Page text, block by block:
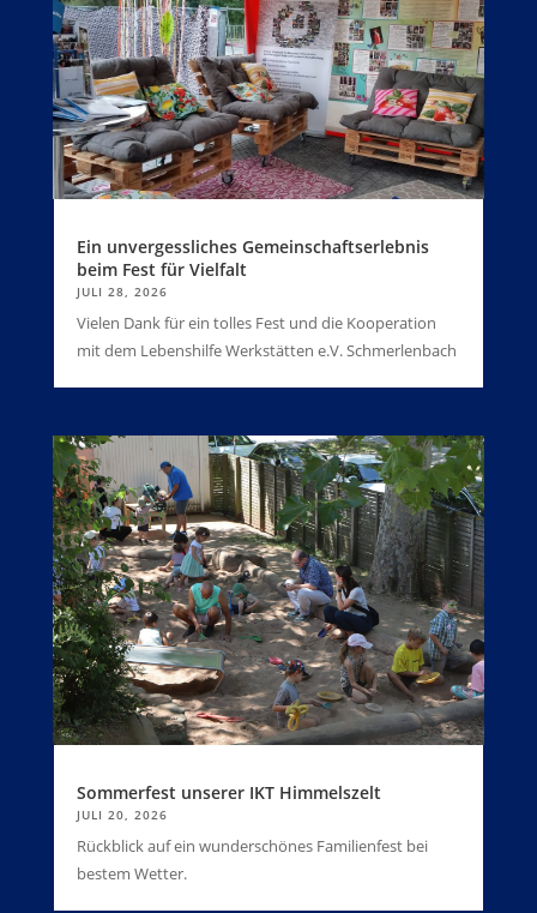
Ein unvergessliches Gemeinschaftserlebnis
beim Fest für Vielfalt
JULI 28, 2026
Vielen Dank für ein tolles Fest und die Kooperation
mit dem Lebenshilfe Werkstätten e.V. Schmerlenbach
Sommerfest unserer IKT Himmelszelt
JULI 20, 2026
Rückblick auf ein wunderschönes Familienfest bei
bestem Wetter.